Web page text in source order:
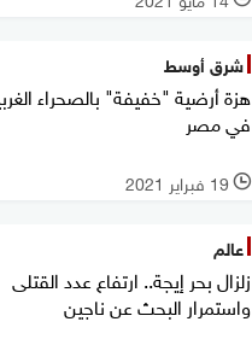
شرق أوسط
هزة أرضية "خفيفة" بالصحراء
في مصر
l 19 فبراير 2021
عالم
زلزال بحر إيجة.. ارتفاع عدد القتلى
واستمرار البحث عن ناجين